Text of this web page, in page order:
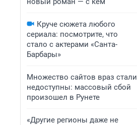
Круче сюжета любого
сериала: посмотрите, что
стало с актерами «Санта-
Барбары»
Множество сайтов враз стали
недоступны: массовый сбой
произошел в Рунете
«Другие регионы даже не